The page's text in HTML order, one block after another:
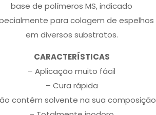
base de polímeros MS, indicado
para colagem de espelhos
em diversos substratos.
CARACTERÍSTICAS
– Aplicação muito fácil
– Cura rápida
contém solvente na sua composição